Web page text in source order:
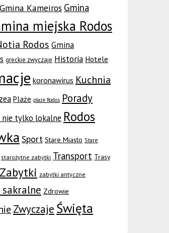
Gmina Kameiros Gmina
miejska Rodos
Rodos Gmina
greckie zwyczaje Historia Hotele
koronawirus Kuchnia
Plaże plaże Rodos Porady
nie tylko lokalne Rodos
Sport Stare Miasto Stare
starożytne zabytki Transport Trasy
Zabytki zabytki antyczne
Zdrowie
Zwyczaje Święta